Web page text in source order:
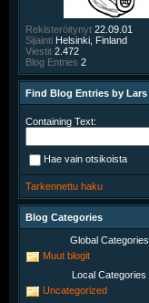
Rekisteröitynyt 22.09.01
Sijainti Helsinki, Finland
Viestit 2.472
Blog Entries 2
Find Blog Entries by Lars
Containing Text:
Hae vain otsikoista
Tarkennettu haku
Blog Categories
Global Categories
Muut blogit
Local Categories
Uncategorized